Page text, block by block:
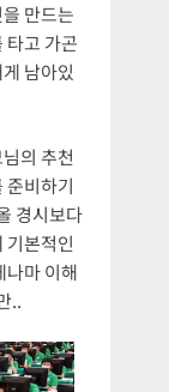
만드는
타고 가곤
남아있
의 추천
준비하기
경시보다
기본적인
마 이해
..